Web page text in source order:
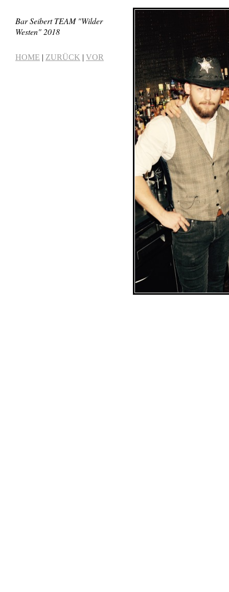
Bar Seibert TEAM "Wilder
Westen" 2018
HOME | ZURÜCK | VOR